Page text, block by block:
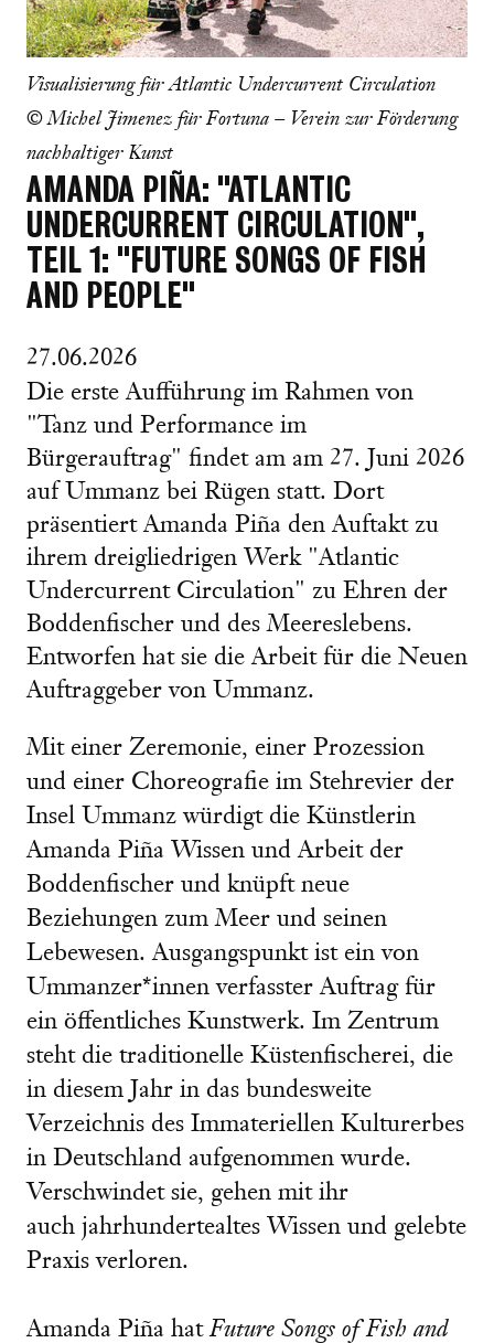
Visualisierung für Atlantic Undercurrent Circulation
© Michel Jimenez für Fortuna – Verein zur Förderung
nachhaltiger Kunst
AMANDA PIÑA: "ATLANTIC
UNDERCURRENT CIRCULATION",
TEIL 1: "FUTURE SONGS OF FISH
AND PEOPLE"
27.06.2026
Die erste Aufführung im Rahmen von
"Tanz und Performance im
Bürgerauftrag" findet am am 27. Juni 2026
auf Ummanz bei Rügen statt. Dort
präsentiert Amanda Piña den Auftakt zu
ihrem dreigliedrigen Werk "Atlantic
Undercurrent Circulation" zu Ehren der
Boddenfischer und des Meereslebens.
Entworfen hat sie die Arbeit für die Neuen
Auftraggeber von Ummanz.
Mit einer Zeremonie, einer Prozession
und einer Choreografie im Stehrevier der
Insel Ummanz würdigt die Künstlerin
Amanda Piña Wissen und Arbeit der
Boddenfischer und knüpft neue
Beziehungen zum Meer und seinen
Lebewesen. Ausgangspunkt ist ein von
Ummanzer*innen verfasster Auftrag für
ein öffentliches Kunstwerk. Im Zentrum
steht die traditionelle Küstenfischerei, die
in diesem Jahr in das bundesweite
Verzeichnis des Immateriellen Kulturerbes
in Deutschland aufgenommen wurde.
Verschwindet sie, gehen mit ihr
auch jahrhundertealtes Wissen und gelebte
Praxis verloren.
Amanda Piña hatFuture Songs of Fish and